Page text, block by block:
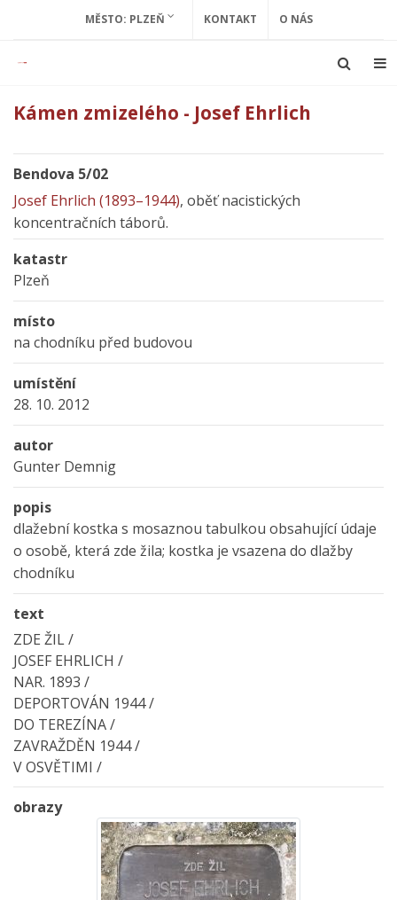
MĚSTO: PLZEŇ KONTAKT O NÁS
Kámen zmizelého - Josef Ehrlich
Bendova 5/02
Josef Ehrlich (1893–1944), oběť nacistických
koncentračních táborů.
katastr
Plzeň
místo
na chodníku před budovou
umístění
28. 10. 2012
autor
Gunter Demnig
popis
dlažební kostka s mosaznou tabulkou obsahující údaje
o osobě, která zde žila; kostka je vsazena do dlažby
chodníku
text
ZDE ŽIL /
JOSEF EHRLICH /
NAR. 1893 /
DEPORTOVÁN 1944 /
DO TEREZÍNA /
ZAVRAŽDĚN 1944 /
V OSVĚTIMI /
obrazy